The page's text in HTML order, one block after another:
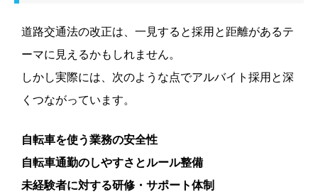
道路交通法の改正は、一見すると採用と距離があるテ
ーマに見えるかもしれません。
しかし実際には、次のような点でアルバイト採用と深
くつながっています。
自転車を使う業務の安全性
自転車通勤のしやすさとルール整備
未経験者に対する研修・サポート体制